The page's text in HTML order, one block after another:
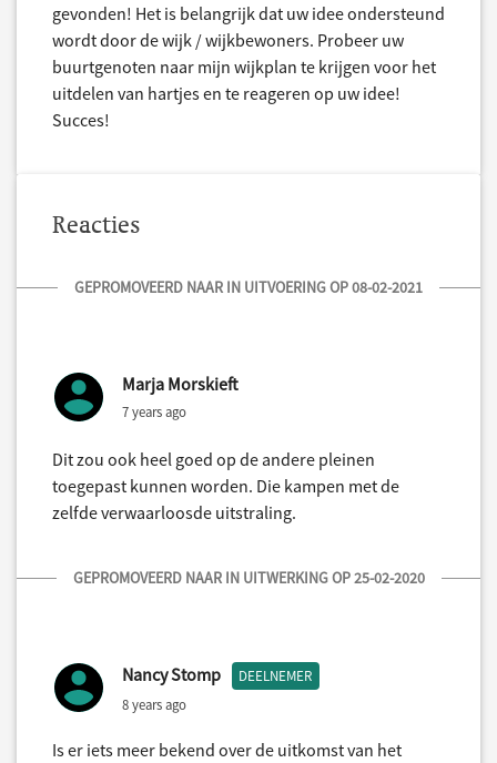
gevonden! Het is belangrijk dat uw idee ondersteund
wordt door de wijk / wijkbewoners. Probeer uw
buurtgenoten naar mijn wijkplan te krijgen voor het
uitdelen van hartjes en te reageren op uw idee!
Succes!
Reacties
GEPROMOVEERD NAAR IN UITVOERING OP 08-02-2021
Marja Morskieft
7 years ago
Dit zou ook heel goed op de andere pleinen
toegepast kunnen worden. Die kampen met de
zelfde verwaarloosde uitstraling.
GEPROMOVEERD NAAR IN UITWERKING OP 25-02-2020
Nancy Stomp DEELNEMER
8 years ago
Is er iets meer bekend over de uitkomst van het